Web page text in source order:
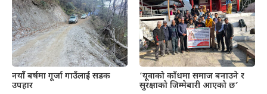
नयाँँ बर्षमा गूर्जा गाउँलाई सडक
उपहार
‘यूवाको काँधमा समाज बनाउने र
सुरक्षाको जिम्मेबारी आएको छ’